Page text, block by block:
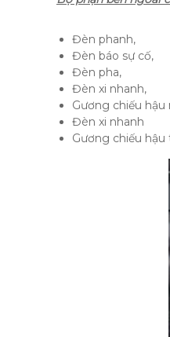
Đèn phanh,
Đèn báo sự cố,
Đèn pha,
Đèn xi nhanh,
Gương chiếu hậu
Đèn xi nhanh
Gương chiếu hậu